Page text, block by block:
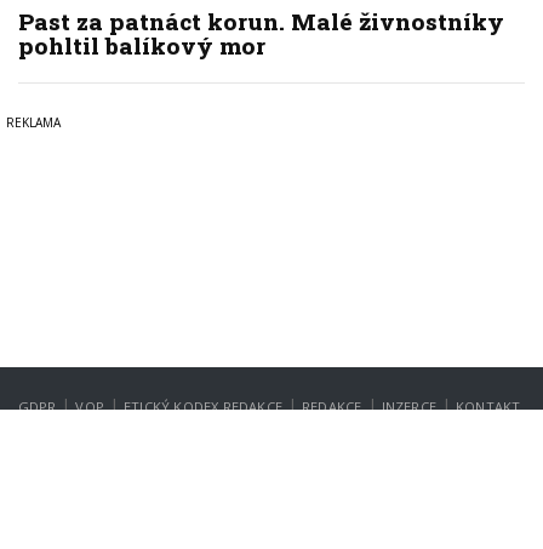
Past za patnáct korun. Malé živnostníky
pohltil balíkový mor
GDPR | VOP | ETICKÝ KODEX REDAKCE | REDAKCE | INZERCE | KONTAKT